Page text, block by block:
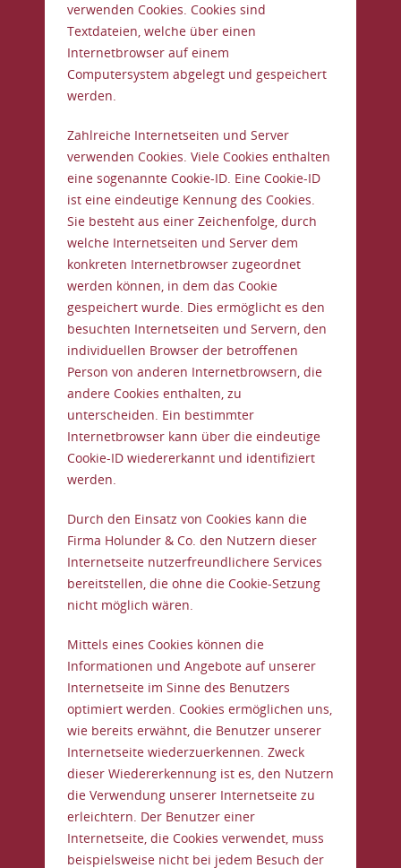
verwenden Cookies. Cookies sind
Textdateien, welche über einen
Internetbrowser auf einem
Computersystem abgelegt und gespeichert
werden.
Zahlreiche Internetseiten und Server
verwenden Cookies. Viele Cookies enthalten
eine sogenannte Cookie-ID. Eine Cookie-ID
ist eine eindeutige Kennung des Cookies.
Sie besteht aus einer Zeichenfolge, durch
welche Internetseiten und Server dem
konkreten Internetbrowser zugeordnet
werden können, in dem das Cookie
gespeichert wurde. Dies ermöglicht es den
besuchten Internetseiten und Servern, den
individuellen Browser der betroffenen
Person von anderen Internetbrowsern, die
andere Cookies enthalten, zu
unterscheiden. Ein bestimmter
Internetbrowser kann über die eindeutige
Cookie-ID wiedererkannt und identifiziert
werden.
Durch den Einsatz von Cookies kann die
Firma Holunder & Co. den Nutzern dieser
Internetseite nutzerfreundlichere Services
bereitstellen, die ohne die Cookie-Setzung
nicht möglich wären.
Mittels eines Cookies können die
Informationen und Angebote auf unserer
Internetseite im Sinne des Benutzers
optimiert werden. Cookies ermöglichen uns,
wie bereits erwähnt, die Benutzer unserer
Internetseite wiederzuerkennen. Zweck
dieser Wiedererkennung ist es, den Nutzern
die Verwendung unserer Internetseite zu
erleichtern. Der Benutzer einer
Internetseite, die Cookies verwendet, muss
beispielsweise nicht bei jedem Besuch der